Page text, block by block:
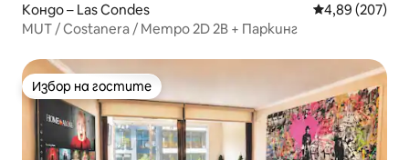
Кондо – Las Condes Средна
4,89 (207)
MUT / Costanera / Метро 2D 2B + Паркинг
Избор на гостите
Избор на гостите